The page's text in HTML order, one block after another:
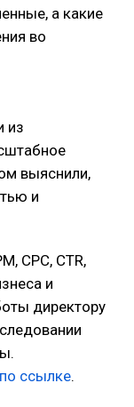
а какие
во
из
выяснили,
и
CPC, CTR,
и
директору
ссылке.